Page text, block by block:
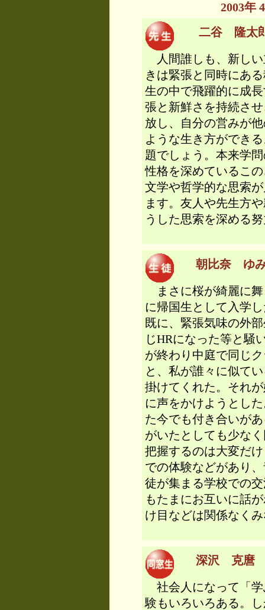
2003年
二谷 隆太
人間誰しも、新しい
きは緊張と同時にあ
生の中で飛躍的に成
張と新鮮さを持続さ
放し、自分の営みが
ような生き方ができ
題でしょう。本来学
性格を深めているこ
文学や哲学的な思索
ます。友人や先生方
うした思索を深める
朝比奈 ゆみ
まさに桜が綺麗に舞
に帰国生として入学
既に、緊張気味の外
じHRになった等と騒
が終わり中庭で同じ
と、私が誰々に似て
掛けてくれた。それ
に声をかけようとし
た今でも付き合いが
がいたとしても少な
把握するのは大変だ
での体験などがあり
徒が集まる学校での
もたまにお互いに話
け目などは関係なく
深沢 克麿
社会人になって「学
験もいろいろある。